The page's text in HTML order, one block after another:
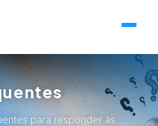
para responder às